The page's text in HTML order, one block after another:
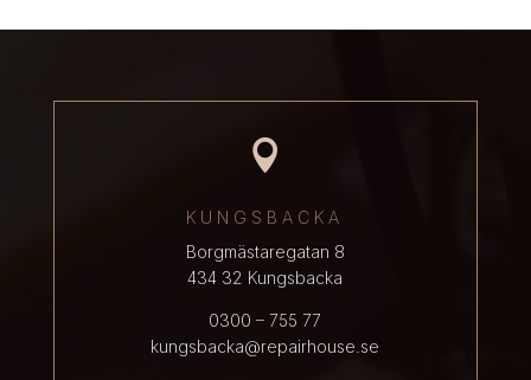

KUNGSBACKA
Borgmästaregatan 8
434 32 Kungsbacka
0300 – 755 77
kungsbacka@repairhouse.se